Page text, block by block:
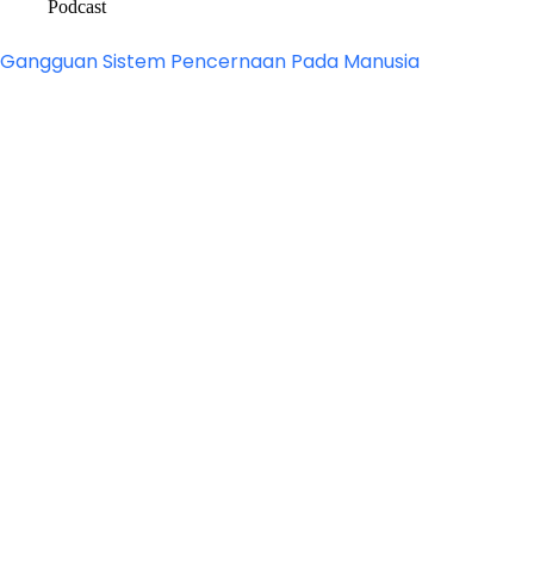
Podcast
Gangguan Sistem Pencernaan Pada Manusia